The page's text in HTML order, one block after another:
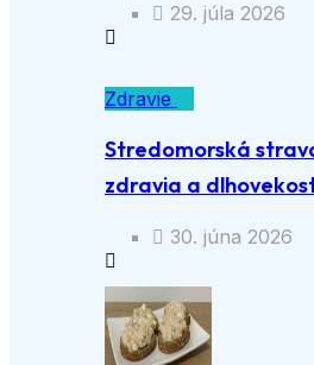
29. júla 2026
Zdravie
Stredomorská
zdravia a
30. júna 2026